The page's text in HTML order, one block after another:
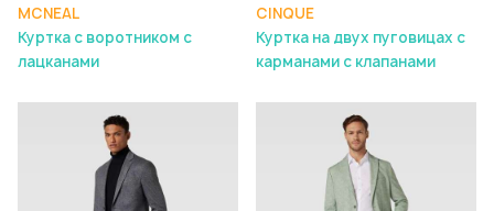
MCNEAL
Куртка с воротником с
лацканами
CINQUE
Куртка на двух пуговицах с
карманами с клапанами